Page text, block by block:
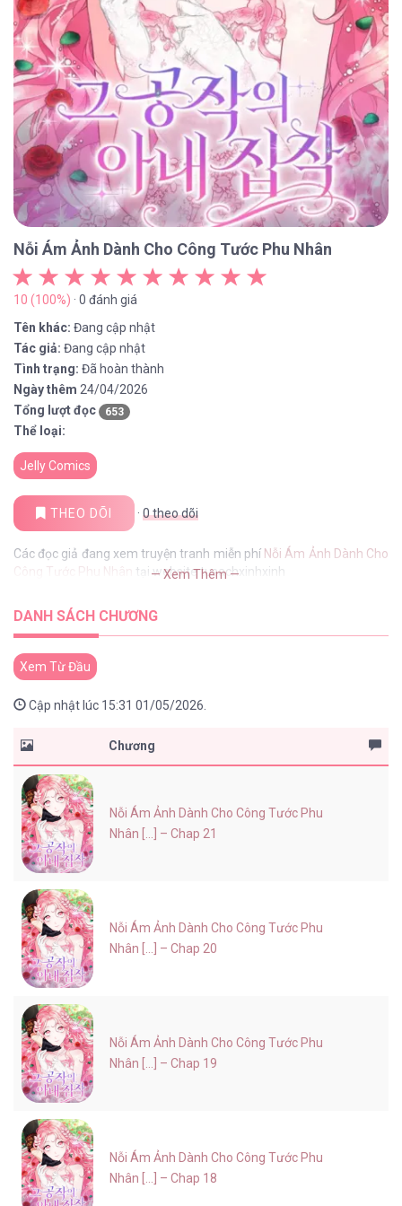
Nỗi Ám Ảnh Dành Cho Công Tước Phu Nhân
10 (100%) · 0 đánh giá
Tên khác: Đang cập nhật
Tác giả: Đang cập nhật
Tình trạng: Đã hoàn thành
Ngày thêm 24/04/2026
Tổng lượt đọc
653
Thể loại:
Jelly Comics
THEO DÕI · 0theo dõi
Các đọc giả đang xem truyện tranh miễn phí Nỗi Ám Ảnh Dành Cho
Công Tước Phu Nhân
tại website tusachxinhxinh
— Xem Thêm —
DANH SÁCH CHƯƠNG
Xem Từ Đầu
Cập nhật lúc 15:31 01/05/2026.
Chương
Nỗi Ám Ảnh Dành Cho Công Tước Phu
Nhân [...] – Chap 21
Nỗi Ám Ảnh Dành Cho Công Tước Phu
Nhân [...] – Chap 20
Nỗi Ám Ảnh Dành Cho Công Tước Phu
Nhân [...] – Chap 19
Nỗi Ám Ảnh Dành Cho Công Tước Phu
Nhân [...] – Chap 18